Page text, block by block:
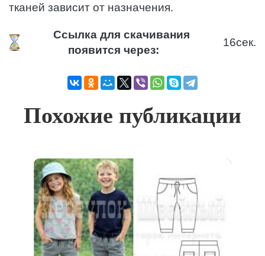
тканей зависит от назначения.
Ссылка для скачивания
появится через:
16сек.
Похожие публикации